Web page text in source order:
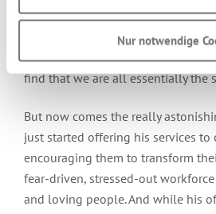
Nur notwendige
than doing exactly this and it is
you start to truly believe that we
sisters – the moment when the
find that we are all essentially the
But now comes the really
just started offering his services to
encouraging them to transform
fear-driven, stressed-out
and loving people. And while his